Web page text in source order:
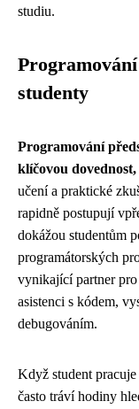
studiu.
studenty
Programování
klíčovou
učení a praktické
rapidně postupují
dokážou studentům
programátorských
vynikající partner
asistenci s kódem,
debugováním.
Když student
často tráví hodiny